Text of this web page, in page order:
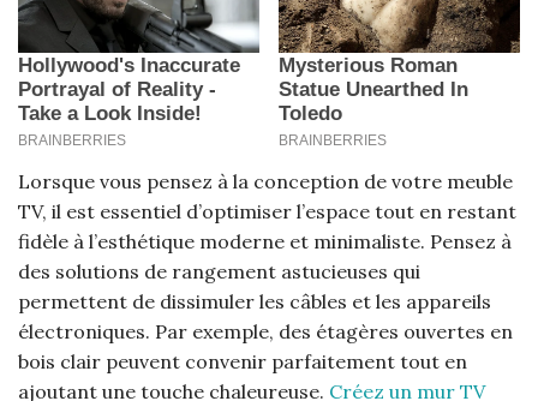
Lorsque vous pensez à la conception de votre meuble
TV, il est essentiel d’optimiser l’espace tout en restant
fidèle à l’esthétique moderne et minimaliste. Pensez à
des solutions de rangement astucieuses qui
permettent de dissimuler les câbles et les appareils
électroniques. Par exemple, des étagères ouvertes en
bois clair peuvent convenir parfaitement tout en
ajoutant une touche chaleureuse. Créez un mur TV